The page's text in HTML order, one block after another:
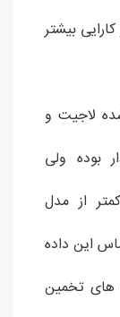
بیشتر
لاجیت و
بوده ولی
از مدل
این داده
های تخمین